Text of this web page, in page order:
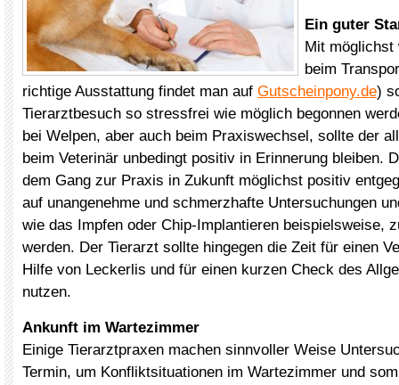
Ein guter
Mit möglichst
beim
richtige Ausstattung findet man auf Gutscheinpony.de)
Tierarztbesuch so stressfrei wie möglich begonnen
bei Welpen, aber auch beim Praxiswechsel, sollte der
beim Veterinär unbedingt positiv in Erinnerung bleiben.
dem Gang zur Praxis in Zukunft möglichst positiv
auf unangenehme und schmerzhafte Untersuchungen
wie das Impfen oder Chip-Implantieren beispielsweise,
werden. Der Tierarzt sollte hingegen die Zeit für einen
Hilfe von Leckerlis und für einen kurzen Check des
nutzen.
Ankunft im Wartezimmer
Einige Tierarztpraxen machen sinnvoller Weise
Termin, um Konfliktsituationen im Wartezimmer und